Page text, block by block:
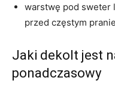
warstwę pod sweter
przed częstym
Jaki dekolt jest
ponadczasowy